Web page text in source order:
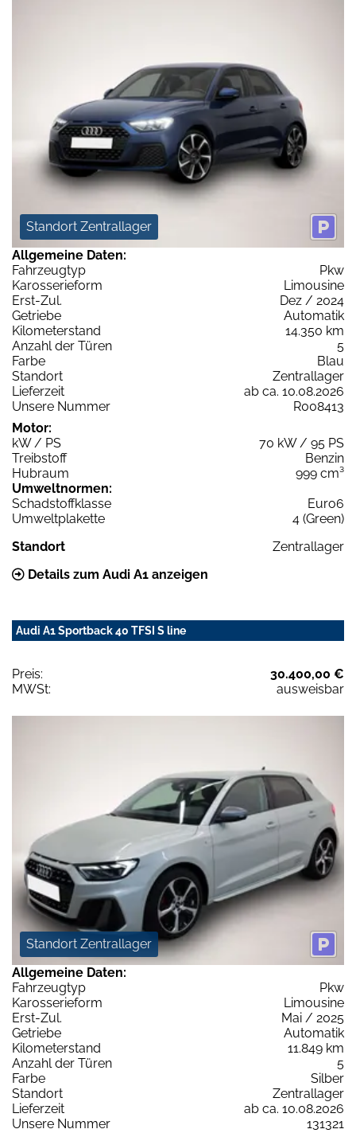
Standort Zentrallager
Allgemeine Daten:
Fahrzeugtyp
Pkw
Karosserieform
Limousine
Erst-Zul.
Dez / 2024
Getriebe
Automatik
Kilometerstand
14.350 km
Anzahl der Türen
5
Farbe
Blau
Standort
Zentrallager
Lieferzeit
ab ca. 10.08.2026
Unsere Nummer
R008413
Motor:
kW / PS
70 kW / 95 PS
Treibstoff
Benzin
Hubraum
999 cm³
Umweltnormen:
Schadstoffklasse
Euro6
Umweltplakette
4 (Green)
Standort
Zentrallager
Details zum Audi A1 anzeigen
Audi A1 Sportback 40 TFSI S line
Preis:
30.400,00 €
MWSt:
ausweisbar
Standort Zentrallager
Allgemeine Daten:
Fahrzeugtyp
Pkw
Karosserieform
Limousine
Erst-Zul.
Mai / 2025
Getriebe
Automatik
Kilometerstand
11.849 km
Anzahl der Türen
5
Farbe
Silber
Standort
Zentrallager
Lieferzeit
ab ca. 10.08.2026
Unsere Nummer
131321